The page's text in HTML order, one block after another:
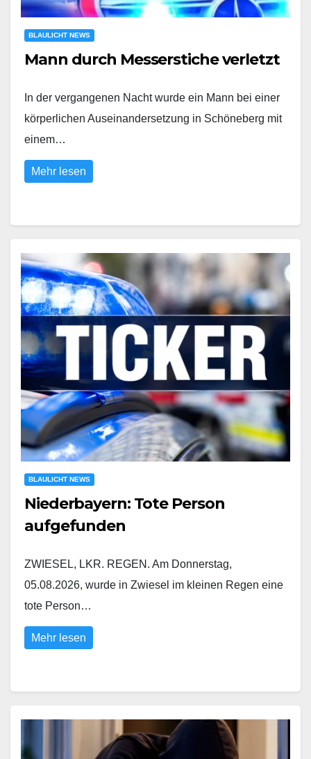
BLAULICHT NEWS
Mann durch Messerstiche verletzt
In der vergangenen Nacht wurde ein Mann bei einer
körperlichen Auseinandersetzung in Schöneberg mit
einem…
Mehr lesen
BLAULICHT NEWS
Niederbayern: Tote Person
aufgefunden
ZWIESEL, LKR. REGEN. Am Donnerstag,
05.08.2026, wurde in Zwiesel im kleinen Regen eine
tote Person…
Mehr lesen